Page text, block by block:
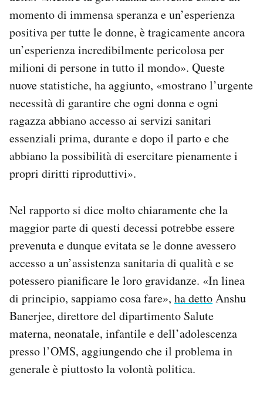
momento di immensa speranza e un’esperienza
positiva per tutte le donne, è tragicamente ancora
un’esperienza incredibilmente pericolosa per
milioni di persone in tutto il mondo». Queste
nuove statistiche, ha aggiunto, «mostrano l’urgente
necessità di garantire che ogni donna e ogni
ragazza abbiano accesso ai servizi sanitari
essenziali prima, durante e dopo il parto e che
abbiano la possibilità di esercitare pienamente i
propri diritti riproduttivi».
Nel rapporto si dice molto chiaramente che la
maggior parte di questi decessi potrebbe essere
prevenuta e dunque evitata se le donne avessero
accesso a un’assistenza sanitaria di qualità e se
potessero pianificare le loro gravidanze. «In linea
di principio, sappiamo cosa fare», ha dettoAnshu
Banerjee, direttore del dipartimento Salute
materna, neonatale, infantile e dell’adolescenza
presso l’OMS, aggiungendo che il problema in
generale è piuttosto la volontà politica.